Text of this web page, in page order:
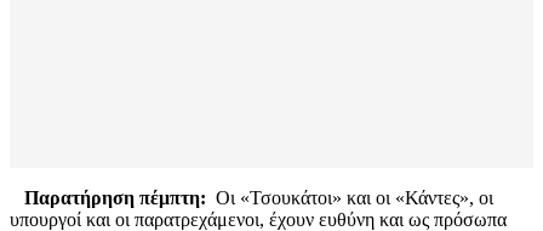
Παρατήρηση πέμπτη: Οι «Τσουκάτοι» και οι «Κάντες», οι
υπουργοί και οι παρατρεχάμενοι, έχουν ευθύνη και ως πρόσωπα